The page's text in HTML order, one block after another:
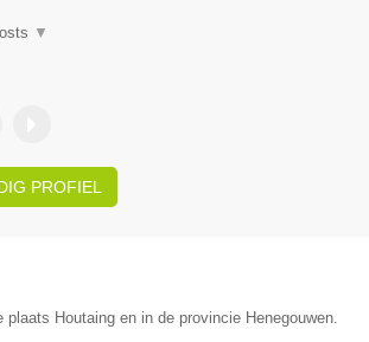
▼
PROFIEL
plaats Houtaing en in de provincie Henegouwen.